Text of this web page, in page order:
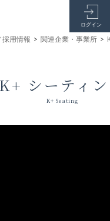
ログイン
採用情報 > 関連企業・事業所 >
K+ シーティ
K+ Seating